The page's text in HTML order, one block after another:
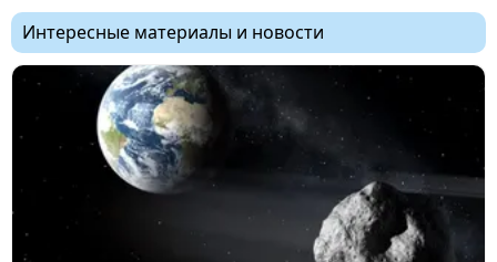
Интересные материалы и новости